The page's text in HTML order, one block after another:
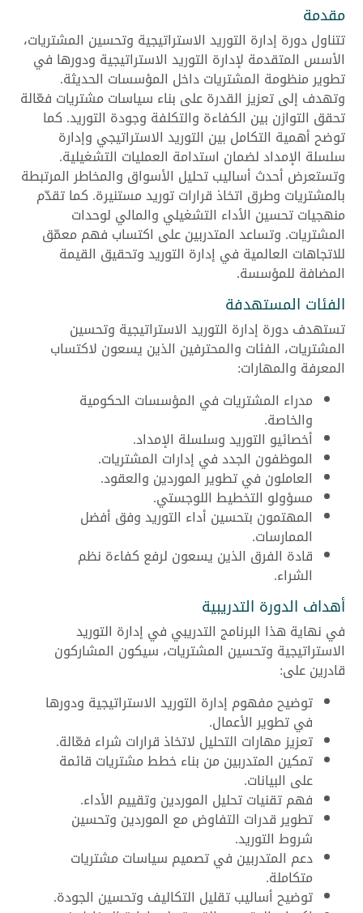
مقدمة
تتناول دورة إدارة التوريد الاستراتيجية وتحسين المشتريات،
الأسس المتقدمة لإدارة التوريد الاستراتيجية ودورها في
تطوير منظومة المشتريات داخل المؤسسات الحديثة.
وتهدف إلى تعزيز القدرة على بناء سياسات مشتريات فعّالة
تحقق التوازن بين الكفاءة والتكلفة وجودة التوريد. كما
توضح أهمية التكامل بين التوريد الاستراتيجي وإدارة
سلسلة الإمداد لضمان استدامة العمليات التشغيلية.
وتستعرض أحدث أساليب تحليل الأسواق والمخاطر المرتبطة
بالمشتريات وطرق اتخاذ قرارات توريد مستنيرة. كما تقدّم
منهجيات تحسين الأداء التشغيلي والمالي لوحدات
المشتريات. وتساعد المتدربين على اكتساب فهم معمّق
للاتجاهات العالمية في إدارة التوريد وتحقيق القيمة
المضافة للمؤسسة.
الفئات المستهدفة
تستهدف دورة إدارة التوريد الاستراتيجية وتحسين
المشتريات، الفئات والمحترفين الذين يسعون لاكتساب
المعرفة والمهارات:
مدراء المشتريات في المؤسسات الحكومية
والخاصة.
أخصائيو التوريد وسلسلة الإمداد.
الموظفون الجدد في إدارات المشتريات.
العاملون في تطوير الموردين والعقود.
مسؤولو التخطيط اللوجستي.
المهتمون بتحسين أداء التوريد وفق أفضل
الممارسات.
قادة الفرق الذين يسعون لرفع كفاءة نظم
الشراء.
أهداف الدورة التدريبية
في نهاية هذا البرنامج التدريبي في إدارة التوريد
الاستراتيجية وتحسين المشتريات، سيكون المشاركون
قادرين على:
توضيح مفهوم إدارة التوريد الاستراتيجية ودورها
في تطوير الأعمال.
تعزيز مهارات التحليل لاتخاذ قرارات شراء فعّالة.
تمكين المتدربين من بناء خطط مشتريات قائمة
على البيانات.
فهم تقنيات تحليل الموردين وتقييم الأداء.
تطوير قدرات التفاوض مع الموردين وتحسين
شروط التوريد.
دعم المتدربين في تصميم سياسات مشتريات
متكاملة.
توضيح أساليب تقليل التكاليف وتحسين الجودة.